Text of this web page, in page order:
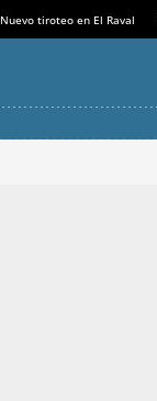
Nuevo tiroteo en El Raval